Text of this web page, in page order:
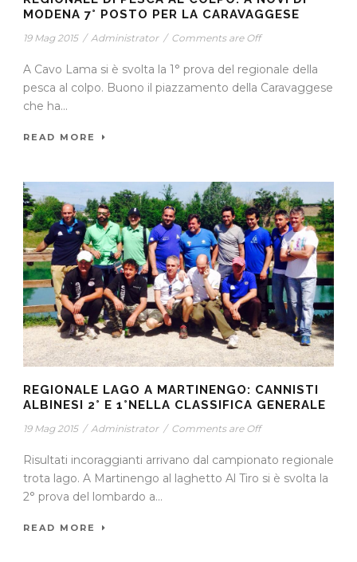
MODENA 7° POSTO PER LA CARAVAGGESE
19 Mag 2015 / Administrator / Comments are Off
A Cavo Lama si è svolta la 1° prova del regionale della
pesca al colpo. Buono il piazzamento della Caravaggese
che ha...
READ MORE
REGIONALE LAGO A MARTINENGO: CANNISTI
ALBINESI 2° E 1°NELLA CLASSIFICA GENERALE
19 Mag 2015 / Administrator / Comments are Off
Risultati incoraggianti arrivano dal campionato regionale
trota lago. A Martinengo al laghetto Al Tiro si è svolta la
2° prova del lombardo a...
READ MORE